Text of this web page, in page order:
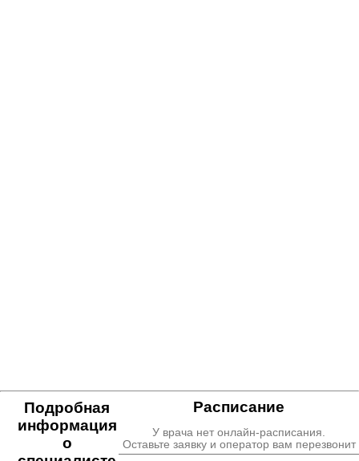
Расписание
У врача нет онлайн-расписания.
Оставьте заявку и оператор вам перезвонит
Подробная
информация
о